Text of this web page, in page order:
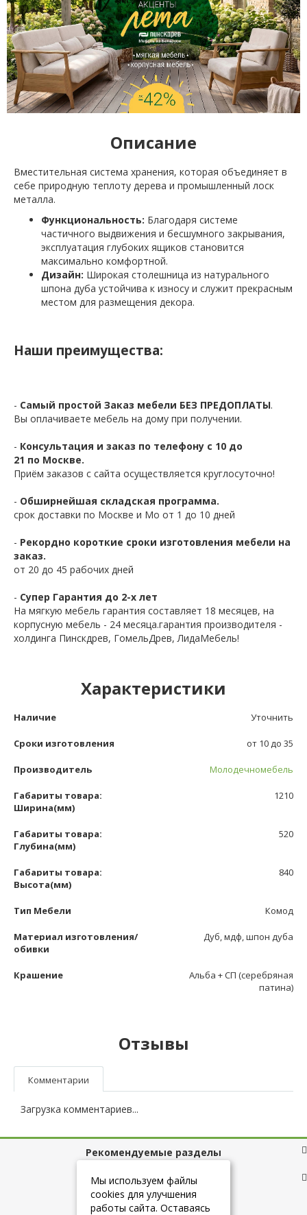
Описание
Вместительная система хранения, которая объединяет в
себе природную теплоту дерева и промышленный лоск
металла.
Функциональность: Благодаря системе
частичного выдвижения и бесшумного закрывания,
эксплуатация глубоких ящиков становится
максимально комфортной.
Дизайн: Широкая столешница из натурального
шпона дуба устойчива к износу и служит прекрасным
местом для размещения декора.
Наши преимущества:
- Самый простой Заказ мебели БЕЗ ПРЕДОПЛАТЫ.
Вы оплачиваете мебель на дому при получении.
- Консультация и заказ по телефону с 10 до
21 по Москве.
Приём заказов с сайта осуществляется круглосуточно!
- Обширнейшая складская программа.
срок доставки по Москве и Мо от 1 до 10 дней
- Рекордно короткие сроки изготовления мебели на
заказ.
от 20 до 45 рабочих дней
- Супер Гарантия до 2-х лет
На мягкую мебель гарантия составляет 18 месяцев, на
корпусную мебель - 24 месяца.гарантия производителя -
холдинга Пинскдрев, ГомельДрев, ЛидаМебель!
Характеристики
Наличие Уточнить
Сроки изготовления от 10 до 35
Производитель Молодечномебель
Габариты товара:
Ширина(мм)
1210
Габариты товара:
Глубина(мм)
520
Габариты товара:
Высота(мм)
840
Тип Мебели Комод
Материал изготовления/
обивки
Дуб, мдф, шпон дуба
Крашение
Альба + СП (серебряная
патина)
Отзывы
Комментарии
Загрузка комментариев...
Рекомендуемые разделы
Полезные ссылки
Мы используем файлы
cookies для улучшения
работы сайта. Оставаясь